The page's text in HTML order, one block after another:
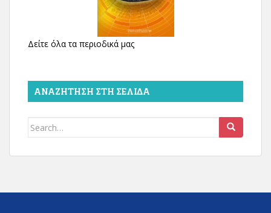
Δείτε όλα τα περιοδικά μας
ΑΝΑΖΉΤΗΣΗ ΣΤΗ ΣΕΛΊΔΑ
Search